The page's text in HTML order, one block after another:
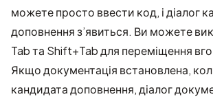
можете просто ввести код, і діалог
доповнення з’явиться. Ви можете
Tab та Shift+Tab для переміщення
Якщо документація встановлена,
кандидата доповнення, діалог